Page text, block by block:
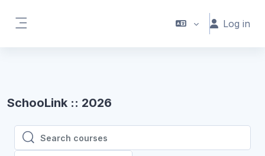
Log in
SchooLink :: 2026
Search courses
Search courses